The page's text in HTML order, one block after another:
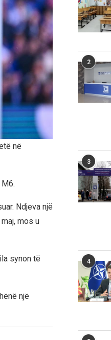
në
Ndjeva një
mos u
synon të
një
2
3
4